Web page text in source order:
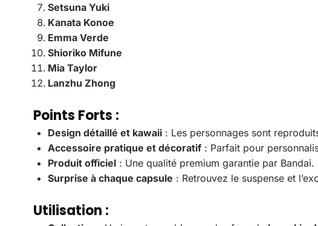
Setsuna Yuki
Kanata Konoe
Emma Verde
Shioriko Mifune
Mia Taylor
Lanzhu Zhong
Points Forts :
Design détaillé et kawaii : Les personnages sont
Accessoire pratique et décoratif : Parfait pour
Produit officiel : Une qualité premium garantie par Bandai.
Surprise à chaque capsule : Retrouvez le suspense et
Utilisation :